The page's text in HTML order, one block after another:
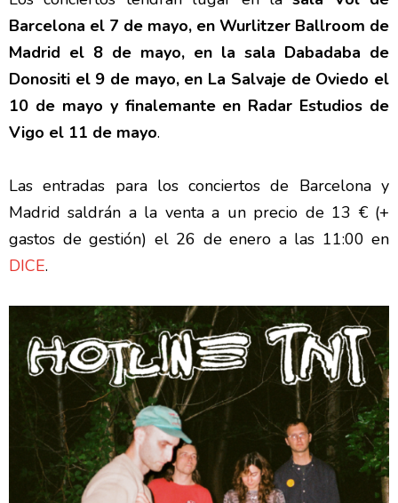
Barcelona el 7 de mayo, en Wurlitzer Ballroom de
Madrid el 8 de mayo, en la sala Dabadaba de
Donositi el 9 de mayo, en La Salvaje de Oviedo el
10 de mayo y finalemante en Radar Estudios de
Vigo el 11 de mayo.
Las entradas para los conciertos de Barcelona y
Madrid saldrán a la venta a un precio de 13 € (+
gastos de gestión) el 26 de enero a las 11:00 en
DICE.